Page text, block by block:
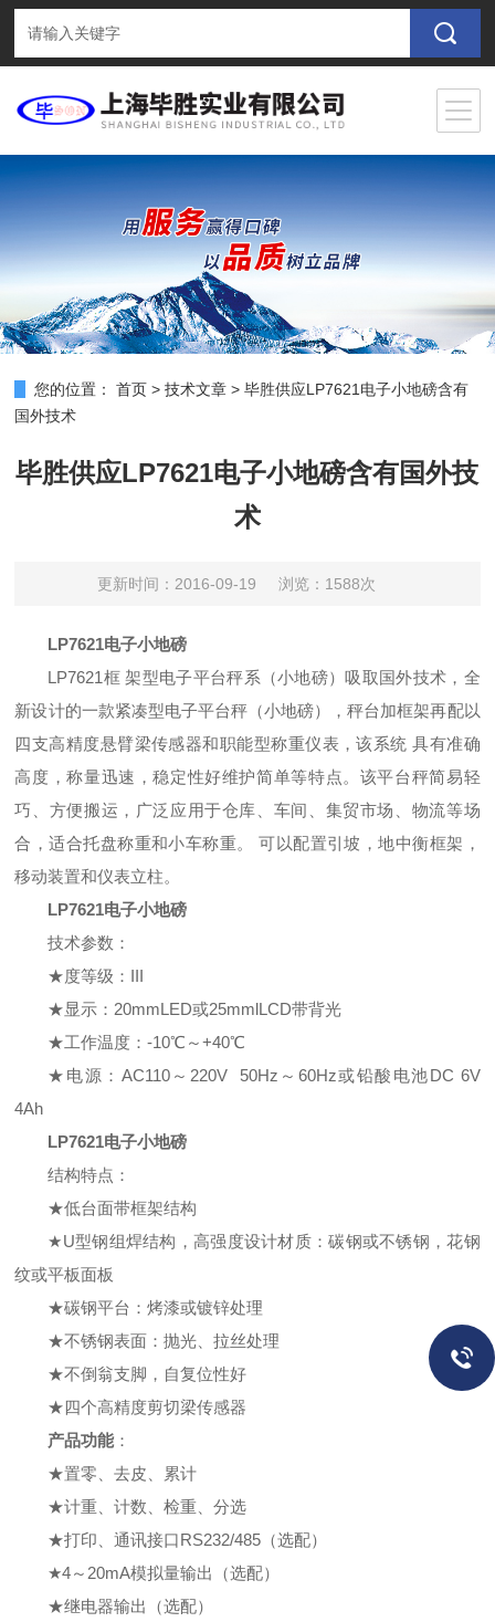
您的位置： 首页 >技术文章 >毕胜供应LP7621电子小地磅含有
国外技术
毕胜供应LP7621电子小地磅含有国外技
术
更新时间：2016-09-19 浏览：1588次
LP7621电子小地磅
LP7621框 架型电子平台秤系（小地磅）吸取国外技术，全
新设计的一款紧凑型电子平台秤（小地磅），秤台加框架再配以
四支高精度悬臂梁传感器和职能型称重仪表，该系统 具有准确
高度，称量迅速，稳定性好维护简单等特点。该平台秤简易轻
巧、方便搬运，广泛应用于仓库、车间、集贸市场、物流等场
合，适合托盘称重和小车称重。 可以配置引坡，地中衡框架，
移动装置和仪表立柱。
LP7621电子小地磅
技术参数：
★度等级： III
★显示： 20mmLED或25mmlLCD带背光
★工作温度：-10℃～+40℃
★电源： AC110～220V 50Hz～60Hz或铅酸电池DC 6V
4Ah
LP7621电子小地磅
结构特点：
★低台面带框架结构
★U型钢组焊结构，高强度设计材质：碳钢或不锈钢，花钢
纹或平板面板
★碳钢平台：烤漆或镀锌处理
★不锈钢表面：抛光、拉丝处理
★不倒翁支脚，自复位性好
★四个高精度剪切梁传感器
产品功能 ：
★置零、去皮、累计
★计重、计数、检重、分选
★打印、通讯接口RS232/485 （选配）
★4～20mA模拟量输出（选配）
★继电器输出（选配）